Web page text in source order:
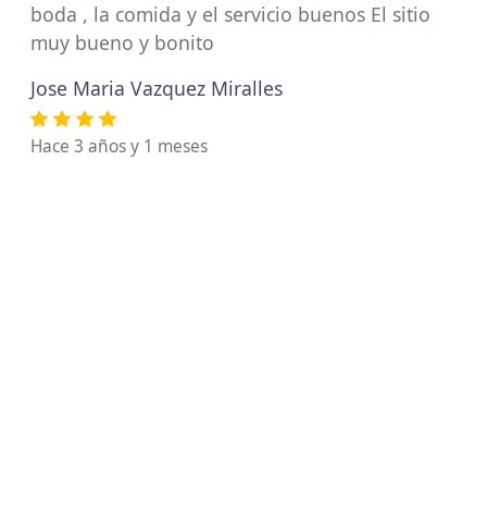
boda , la comida y el servicio buenos El sitio
muy bueno y bonito
Jose Maria Vazquez Miralles
Hace 3 años y 1 meses